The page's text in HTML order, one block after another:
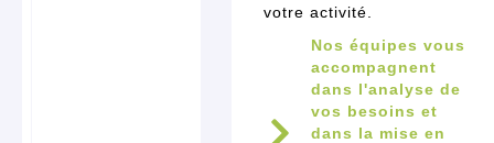
votre activité.
Nos équipes vous
accompagnent
dans l'analyse de
vos besoins et
dans la mise en